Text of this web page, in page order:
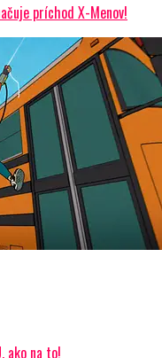
príchod X-Menov!
ako na to!